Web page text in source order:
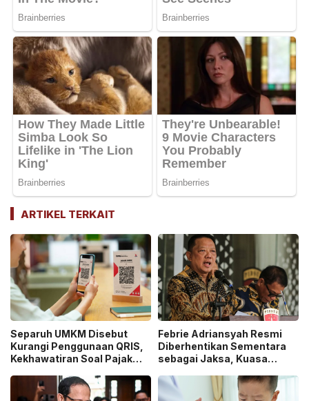
ARTIKEL TERKAIT
Separuh UMKM Disebut
Kurangi Penggunaan QRIS,
Kekhawatiran Soal Pajak
Sorotan!
Febrie Adriansyah Resmi
Diberhentikan Sementara
sebagai Jaksa, Kuasa
Praperadilan!